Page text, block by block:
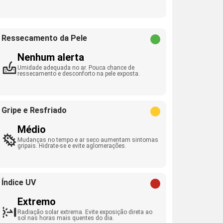
Ressecamento da Pele
Nenhum alerta
Umidade adequada no ar. Pouca chance de
ressecamento e desconforto na pele exposta.
Gripe e Resfriado
Médio
Mudanças no tempo e ar seco aumentam sintomas
gripais. Hidrate-se e evite aglomerações.
Índice UV
Extremo
Radiação solar extrema. Evite exposição direta ao
sol nas horas mais quentes do dia.